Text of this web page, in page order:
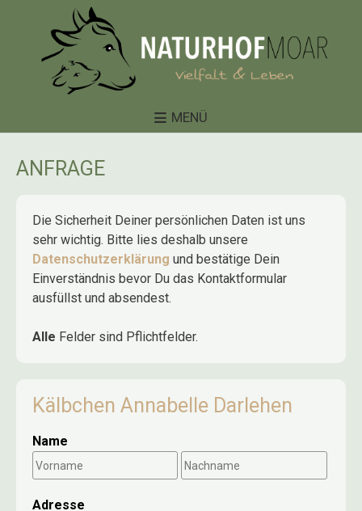
MENÜ
ANFRAGE
Die Sicherheit Deiner persönlichen Daten ist uns
sehr wichtig. Bitte lies deshalb unsere
Datenschutzerklärung und bestätige Dein
Einverständnis bevor Du das Kontaktformular
ausfüllst und absendest.
Alle Felder sind Pflichtfelder.
Kälbchen Annabelle Darlehen
Name
Adresse